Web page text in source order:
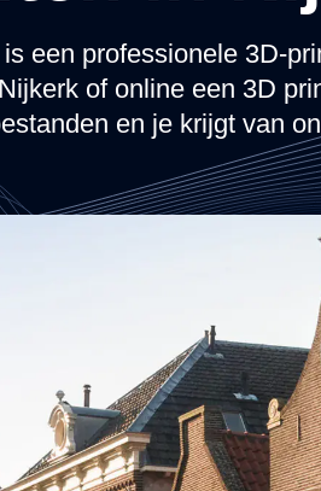
een professionele 3D-
of online een 3D
en je krijgt van